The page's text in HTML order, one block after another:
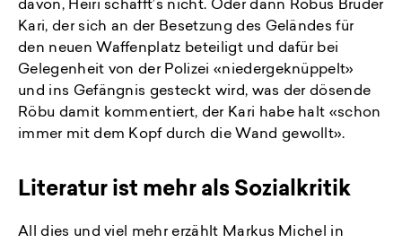
davon, Heiri schafft’s nicht. Oder dann Röbus Bruder
Kari, der sich an der Besetzung des Geländes für
den neuen Waffenplatz beteiligt und dafür bei
Gelegenheit von der Polizei «niedergeknüppelt»
und ins Gefängnis gesteckt wird, was der dösende
Röbu damit kommentiert, der Kari habe halt «schon
immer mit dem Kopf durch die Wand gewollt».
Literatur ist mehr als Sozialkritik
All dies und viel mehr erzählt Markus Michel in